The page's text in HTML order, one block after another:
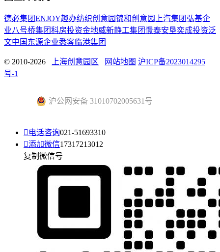
德必集团ENJOY趣办纺织创意园锦和创意园 上汽集团 弘基企
业八号桥集团科房投资金地威新静工集团憬泰安垦奕成投资泛
文中国 东源企业悉客 临港集团
© 2010-2026 上海创意园区 网站地图 沪ICP备2023014295
号-1
沪公网安备 31010702005631号
 电话咨询021-51693310
添加微信17317213012
复制微信号